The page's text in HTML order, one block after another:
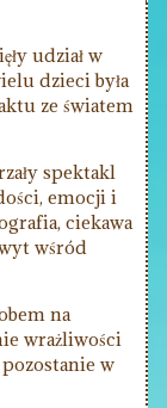
udział w
dzieci była
ze światem
spektakl
emocji i
ciekawa
wśród
na
wrażliwości
w